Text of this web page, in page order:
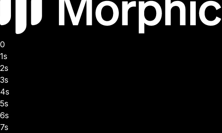
0
1s
2s
3s
4s
5s
6s
7s